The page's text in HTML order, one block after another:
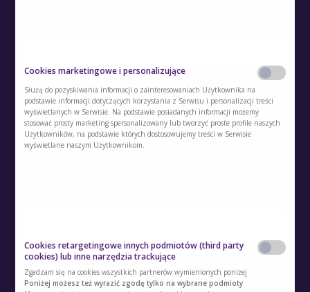
O Akademii
Kontakt
Regulamin kont i usług dodatkowych
Polityka prywatności usług dodatkowych
Cookies marketingowe i personalizujące
Służą do pozyskiwania informacji o zainteresowaniach Użytkownika na
podstawie informacji dotyczących korzystania z Serwisu i personalizacji treści
wyświetlanych w Serwisie. Na podstawie posiadanych informacji możemy
stosować prosty marketing spersonalizowany lub tworzyć proste profile naszych
Użytkowników, na podstawie których dostosowujemy treści w Serwisie
wyświetlane naszym Użytkownikom.
Cookies retargetingowe innych podmiotów (third party
cookies) lub inne narzędzia trackujące
Zgadzam się na cookies wszystkich partnerów wymienionych poniżej
Poniżej możesz też wyrazić zgodę tylko na wybrane podmioty